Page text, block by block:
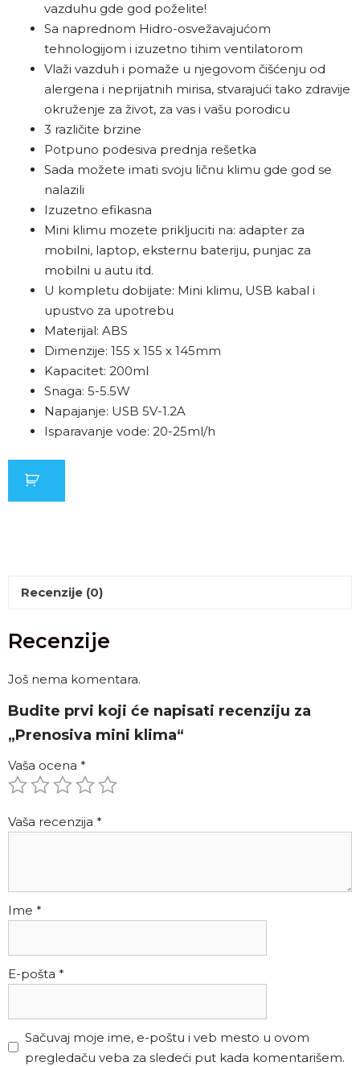
vazduhu gde god poželite!
Sa naprednom Hidro-osvežavajućom
tehnologijom i izuzetno tihim ventilatorom
Vlaži vazduh i pomaže u njegovom čišćenju od
alergena i neprijatnih mirisa, stvarajući tako zdravije
okruženje za život, za vas i vašu porodicu
3 različite brzine
Potpuno podesiva prednja rešetka
Sada možete imati svoju ličnu klimu gde god se
nalazili
Izuzetno efikasna
Mini klimu mozete prikljuciti na: adapter za
mobilni, laptop, eksternu bateriju, punjac za
mobilni u autu itd.
U kompletu dobijate: Mini klimu, USB kabal i
upustvo za upotrebu
Materijal: ABS
Dimenzije: 155 x 155 x 145mm
Kapacitet: 200ml
Snaga: 5-5.5W
Napajanje: USB 5V-1.2A
Isparavanje vode: 20-25ml/h
Recenzije (0)
Recenzije
Još nema komentara.
Budite prvi koji će napisati recenziju za
„Prenosiva mini klima“
Vaša ocena *
Vaša recenzija *
Ime *
E-pošta *
Sačuvaj moje ime, e-poštu i veb mesto u ovom
pregledaču veba za sledeći put kada komentarišem.